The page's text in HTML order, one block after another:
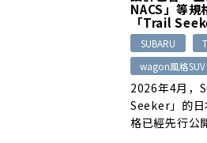
NACS」等規
「Trail
SUBARU
wagon風格SUV
2026年4月，
Seeker」的日
格已經先行